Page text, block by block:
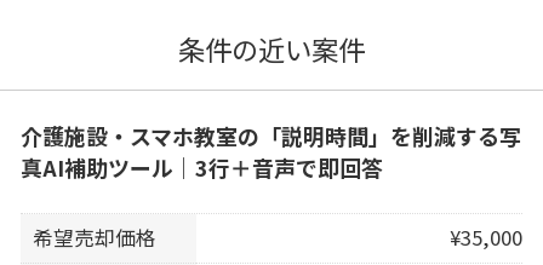
条件の近い案件
介護施設・スマホ教室の「説明時間」を削減する写
真AI補助ツール｜3行＋音声で即回答
希望売却価格
¥35,000